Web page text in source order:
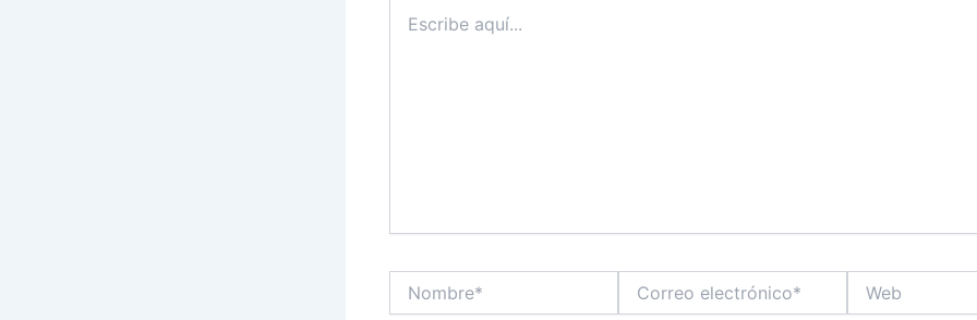
aquí...
electrónico*